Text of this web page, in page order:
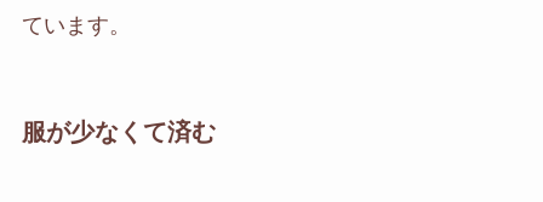
ています。
服が少なくて済む